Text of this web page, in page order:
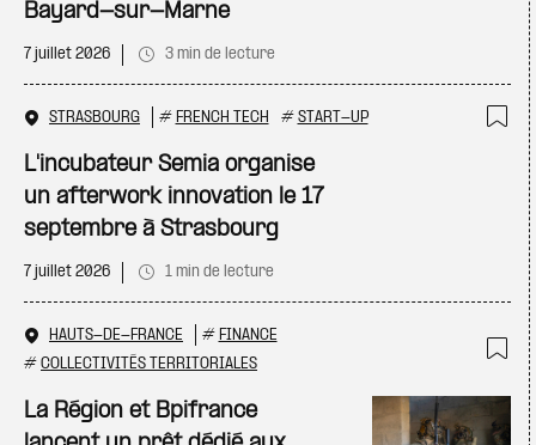
Bayard-sur-Marne
7 juillet 2026 3 min de lecture
STRASBOURG # FRENCH TECH # START-UP
L'incubateur Semia organise
un afterwork innovation le 17
septembre à Strasbourg
7 juillet 2026 1 min de lecture
HAUTS-DE-FRANCE # FINANCE
# COLLECTIVITÉS TERRITORIALES
La Région et Bpifrance